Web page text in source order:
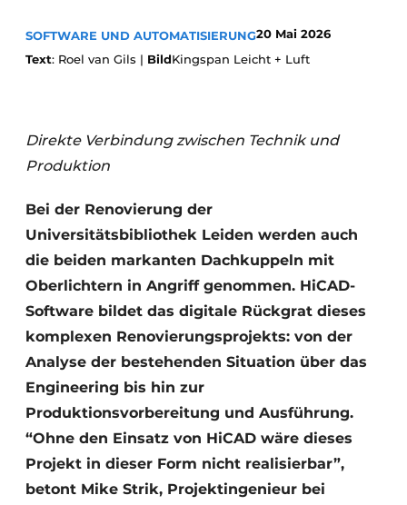
Einladung zu einem Rundtischgespräch - 20 Jahre
Videos
Werben
SOFTWARE UND AUTOMATISIERUNG20 Mai 2026
Text: Roel van Gils | BildKingspan Leicht + Luft
Direkte Verbindung zwischen Technik und
Produktion
Bei der Renovierung der
Universitätsbibliothek Leiden werden auch
die beiden markanten Dachkuppeln mit
Oberlichtern in Angriff genommen. HiCAD-
Software bildet das digitale Rückgrat dieses
komplexen Renovierungsprojekts: von der
Analyse der bestehenden Situation über das
Engineering bis hin zur
Produktionsvorbereitung und Ausführung.
“Ohne den Einsatz von HiCAD wäre dieses
Projekt in dieser Form nicht realisierbar”,
betont Mike Strik, Projektingenieur bei